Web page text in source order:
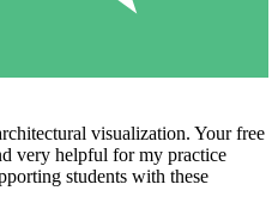
visualization. Your free
very helpful for my practice
students with these